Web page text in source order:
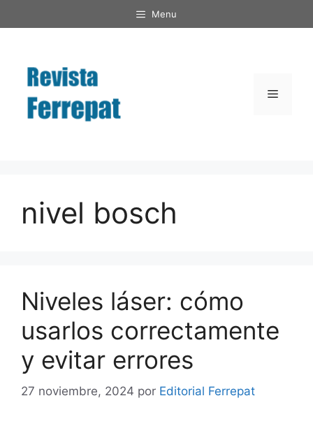
al
Menu
Menú
nivel bosch
Niveles láser: cómo
usarlos correctamente
y evitar errores
27 noviembre, 2024 por Editorial Ferrepat